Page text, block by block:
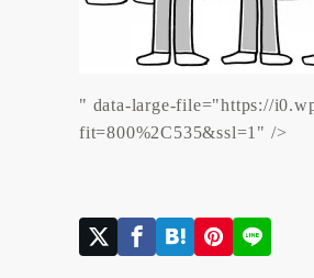
" data-large-file="https://
fit=800%2C535&ssl=1" />